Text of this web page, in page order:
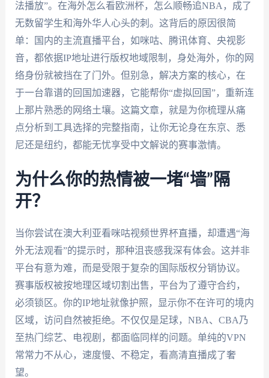
法播放”。在海外怎么看欧洲杯，怎么顺畅追NBA，成了
无数留学生和海外华人心头的刺。这背后的原因很简
单：国内的主流直播平台，如咪咕、腾讯体育、央视影
音，都依据IP地址进行版权地域限制，身处海外，你的网
络身份就被挡在了门外。但别急，解决方案的核心，在
于一台靠谱的回国加速器，它能帮你“虚拟回国”，重新连
上那片熟悉的网络土壤。这篇文章，就是为你梳理从痛
点分析到工具选择的完整指南，让你无论身在东京、悉
尼还是纽约，都能无忧享受中文解说的赛事激情。
为什么你的热情被一堵“墙”隔
开？
当你尝试在澳大利亚看咪咕视频世界杯直播，却遭遇“海
外无法观看”的提示时，那种沮丧感我深有体会。这并非
平台有意为难，而是受限于复杂的国际版权分销协议。
赛事版权被按地理区域切割出售，平台为了遵守合约，
必须锁区。你的IP地址就像护照，显示你不在许可的境内
区域，访问自然被拒绝。不仅仅是足球，NBA、CBA乃
至热门综艺、电视剧，都面临同样的问题。单纯的VPN
常常力不从心，速度慢、不稳定，看高清直播成了奢
望。